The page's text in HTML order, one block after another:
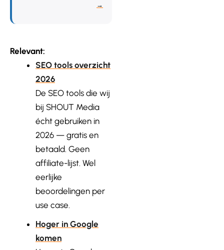
→
Relevant:
SEO tools overzicht
2026
De SEO tools die wij
bij SHOUT Media
écht gebruiken in
2026 — gratis en
betaald. Geen
affiliate-lijst. Wel
eerlijke
beoordelingen per
use case.
Hoger in Google
komen